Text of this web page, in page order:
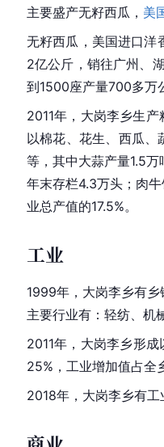
主要盛产无籽西瓜， 美
无籽西瓜，美国进口洋
2亿公斤，销往广州、
到1500座产量700多万
2011年，大岗李乡生
以棉花、花生、西瓜
等，其中大蒜产量1.5
年末存栏4.3万头；肉
业总产值的17.5%。
工业
1999年，大岗李乡有
主要行业有：轻纺、机
2011年，大岗李乡形
25%，工业增加值占全
2018年，大岗李乡有